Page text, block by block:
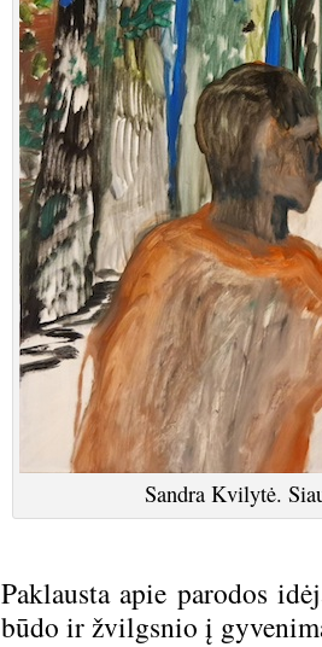
Sandra Kvilytė.
Paklausta apie parodos
būdo ir žvilgsnio į